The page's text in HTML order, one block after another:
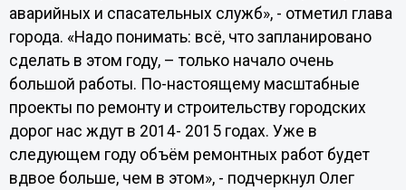
аварийных и спасательных служб», - отметил глава
города. «Надо понимать: всё, что запланировано
сделать в этом году, – только начало очень
большой работы. По-настоящему масштабные
проекты по ремонту и строительству городских
дорог нас ждут в 2014- 2015 годах. Уже в
следующем году объём ремонтных работ будет
вдвое больше, чем в этом», - подчеркнул Олег